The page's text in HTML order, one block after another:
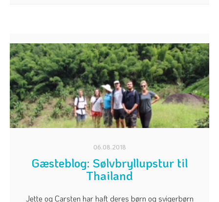
06.08.2018
Gæsteblog: Sølvbryllupstur til
Thailand
Jette og Carsten har haft deres børn og svigerbørn